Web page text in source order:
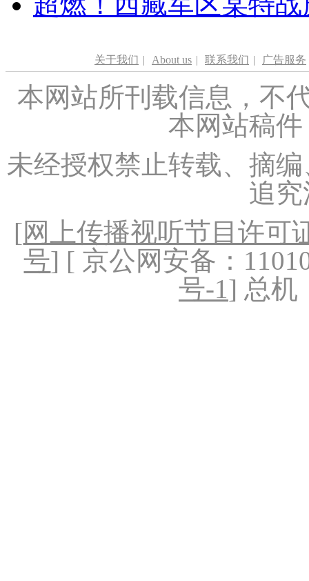
关于我们 | About us | 联系我们 | 广告服务
本网站所刊载信息，不
本网站稿
未经授权禁止转载、摘
追
[网上传播视听节目许可
号] [ 京公网安备：
号-1] 总机